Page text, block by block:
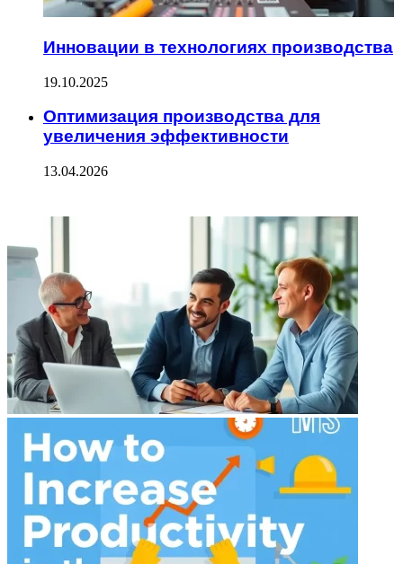
Инновации в технологиях производства
19.10.2025
Оптимизация производства для
увеличения эффективности
13.04.2026